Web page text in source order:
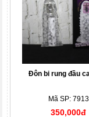
Đôn bi rung đầu
Mã SP: 7913
350,000đ